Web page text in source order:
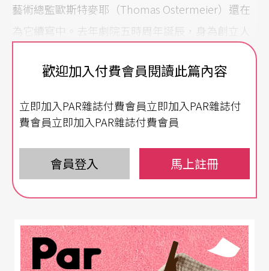
藝術總監歐斯特麥耶（Thomas Ostermeier）還在
為它續寫中。去年劇院五時周年誕辰，身為創立人
之一的院長Jürgen Schnitthelm在慶祝會上正式宣
布卸任，依依不捨地與他辛苦經營了半個世紀的劇
scheidt、Waltraut Mau、Dieter Sturm與Klaus Weif
動脈的劇目而共同創立的，當初的劇院位在前西柏
林的赫列雪河岸邊，十分靠近柏林圍牆。因此，原
名「赫列雪河岸邊的觀劇院」（Schaubühne am H
alleschen Ufer）。（註1）
彼得．胥坦領軍 建立重視文本傳統
歡迎加入付費會員閱讀此篇內容
立即加入PAR雜誌付費會員立即加入PAR雜誌付
費會員立即加入PAR雜誌付費會員
會員登入 馬上註冊